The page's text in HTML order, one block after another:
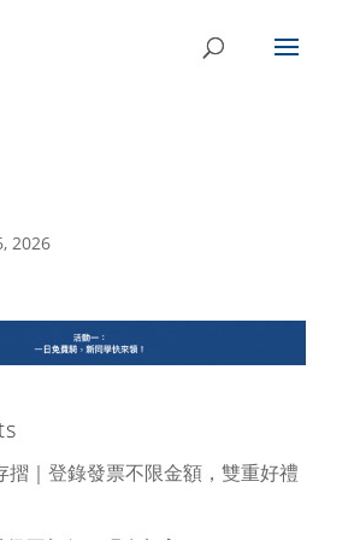
2026
摺｜登錄發票不限金額，雙重好禮